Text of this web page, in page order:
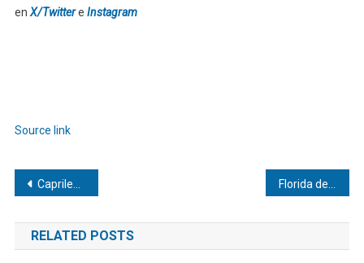
en X/Twittere Instagram
Source link
Navegación
de
entradas
Capriles exige reducir el IVA y reactivar el crédito para mejorar la economía
RELATED POSTS